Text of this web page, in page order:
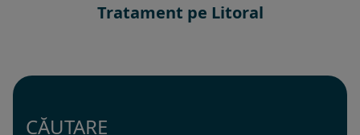
Tratament pe Litoral
CĂUTARE